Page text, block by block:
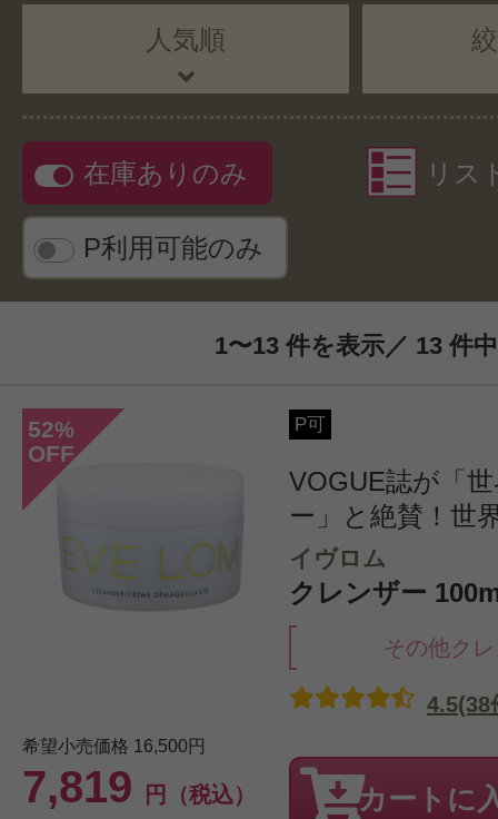
人気順
在庫ありのみ
P利用可能のみ
リス
1〜13 件を表示／ 13 件中
52%
OFF
P可
VOGUE誌が「
ー」と絶賛！世
イヴロム
クレンザー
その他ク
希望小売価格 16,500円
7,819 円（税込）
4.5(38
カートに